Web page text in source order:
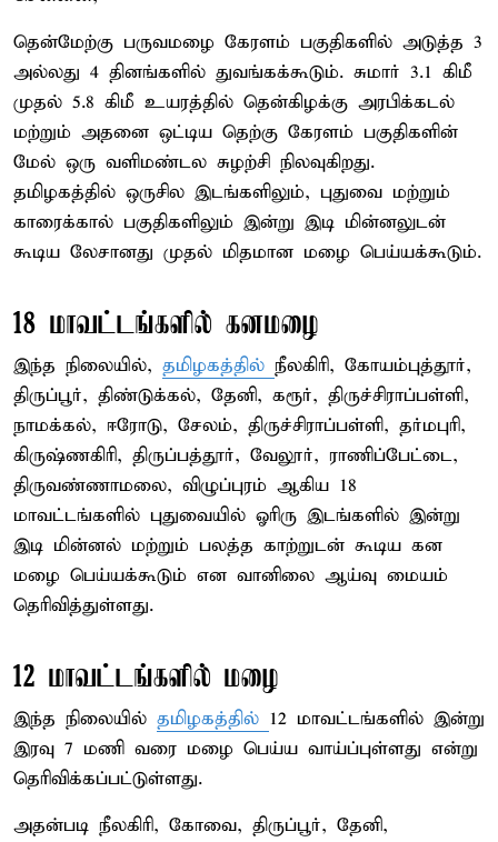
தென்மேற்கு பருவமழை கேரளம் பகுதிகளில் அடுத்த 3
அல்லது 4 தினங்களில் துவங்கக்கூடும். சுமார் 3.1 கிமீ
முதல் 5.8 கிமீ உயரத்தில் தென்கிழக்கு அரபிக்கடல்
மற்றும் அதனை ஒட்டிய தெற்கு கேரளம் பகுதிகளின்
மேல் ஒரு வளிமண்டல சுழற்சி நிலவுகிறது.
தமிழகத்தில் ஒருசில இடங்களிலும், புதுவை மற்றும்
காரைக்கால் பகுதிகளிலும் இன்று இடி மின்னலுடன்
கூடிய லேசானது முதல் மிதமான மழை பெய்யக்கூடும்.
18 மாவட்டங்களில் கனமழை
இந்த நிலையில், தமிழகத்தில் நீலகிரி, கோயம்புத்தூர்,
திருப்பூர், திண்டுக்கல், தேனி, கரூர், திருச்சிராப்பள்ளி,
நாமக்கல், ஈரோடு, சேலம், திருச்சிராப்பள்ளி, தர்மபுரி,
கிருஷ்ணகிரி, திருப்பத்தூர், வேலூர், ராணிப்பேட்டை,
திருவண்ணாமலை, விழுப்புரம் ஆகிய 18
மாவட்டங்களில் புதுவையில் ஓரிரு இடங்களில் இன்று
இடி மின்னல் மற்றும் பலத்த காற்றுடன் கூடிய கன
மழை பெய்யக்கூடும் என வானிலை ஆய்வு மையம்
தெரிவித்துள்ளது.
12 மாவட்டங்களில் மழை
இந்த நிலையில் தமிழகத்தில் 12 மாவட்டங்களில் இன்று
இரவு 7 மணி வரை மழை பெய்ய வாய்ப்புள்ளது என்று
தெரிவிக்கப்பட்டுள்ளது.
அதன்படி நீலகிரி, கோவை, திருப்பூர், தேனி,